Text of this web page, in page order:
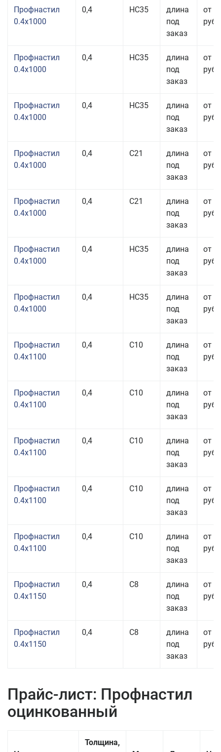
Профнастил
0.4x1000
0,4 НС35
длина
под
заказ
от
руб.
Профнастил
0.4x1000
0,4 НС35
длина
под
заказ
от
руб.
Профнастил
0.4x1000
0,4 НС35
длина
под
заказ
от
руб.
Профнастил
0.4x1000
0,4 С21
длина
под
заказ
от
руб.
Профнастил
0.4x1000
0,4 С21
длина
под
заказ
от
руб.
Профнастил
0.4x1000
0,4 НС35
длина
под
заказ
от
руб.
Профнастил
0.4x1000
0,4 НС35
длина
под
заказ
от
руб.
Профнастил
0.4x1100
0,4 С10
длина
под
заказ
от
руб.
Профнастил
0.4x1100
0,4 С10
длина
под
заказ
от
руб.
Профнастил
0.4x1100
0,4 С10
длина
под
заказ
от
руб.
Профнастил
0.4x1100
0,4 С10
длина
под
заказ
от
руб.
Профнастил
0.4x1100
0,4 С10
длина
под
заказ
от
руб.
Профнастил
0.4x1150
0,4 С8
длина
под
заказ
от
руб.
Профнастил
0.4x1150
0,4 С8
длина
под
заказ
от
руб.
Прайс-лист: Профнастил
оцинкованный
Толщина,